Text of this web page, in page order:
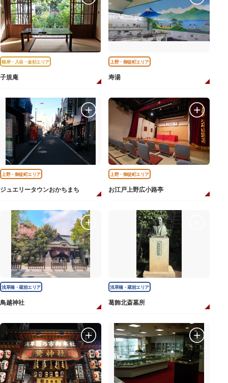
根岸・入谷・金杉エリア
子規庵
上野・御徒町エリア
寿湯
上野・御徒町エリア
ジュエリータウンおかちまち
上野・御徒町エリア
お江戸上野広小路亭
浅草橋・蔵前エリア
鳥越神社
浅草橋・蔵前エリア
葛飾北斎墓所